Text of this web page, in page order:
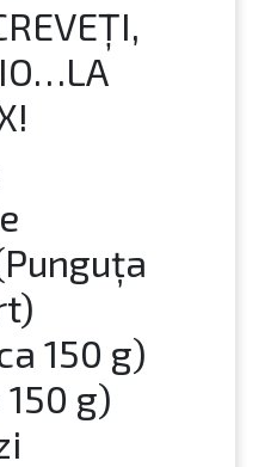
150 g)
g)